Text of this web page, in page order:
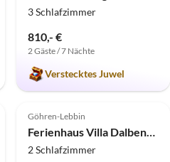
3 Schlafzimmer
810,- €
2 Gäste / 7 Nächte
Verstecktes Juwel
Top-Inserat
5.0 (4)
Göhren-Lebbin
Ferienhaus Villa Dalbenkiste
2 Schlafzimmer